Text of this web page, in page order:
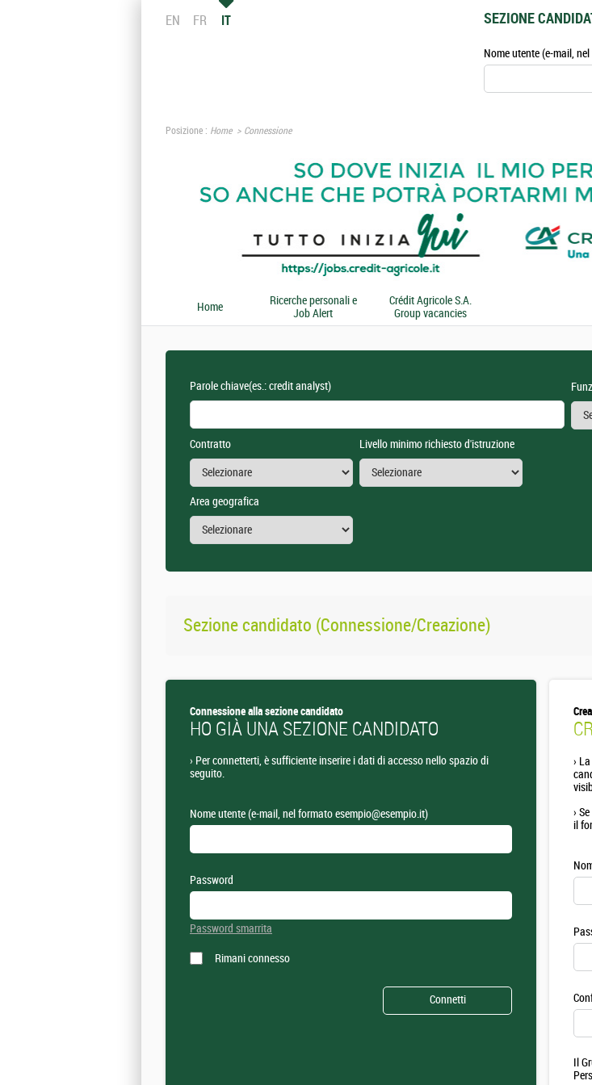
EN FR IT SEZIONE
Posizione : Home Connessione
Home
Ricerche personali e
Job Alert
Crédit Agricole S.A.
Group vacancies
Parole chiave(es.: credit analyst)
Contratto Livello minimo richiesto d'istruzione
Area geografica
Sezione candidato (Connessione/Creazione)
HO GIÀ UNA SEZIONE CANDIDATO
› Per connetterti, è sufficiente inserire i dati di accesso nello spazio di
seguito.
Connessione alla sezione candidato
Nome utente (e-mail, nel formato esempio@esempio.it)
Password
Rimani connesso
Password smarrita
› La
›
il
Il